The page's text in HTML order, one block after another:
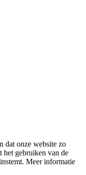
dat onze website zo
het gebruiken van de
Meer informatie